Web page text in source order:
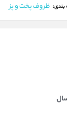
ظروف پخت و پز